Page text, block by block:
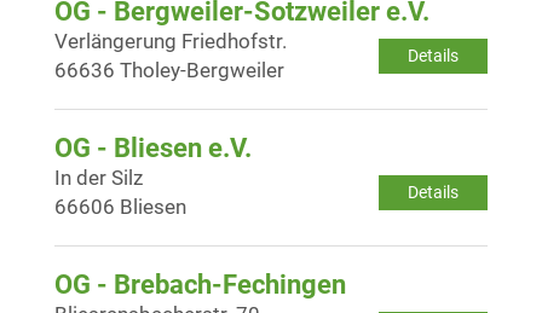
OG - Bergweiler-Sotzweiler e.V.
Details
Verlängerung Friedhofstr.
66636 Tholey-Bergweiler
OG - Bliesen e.V.
Details
In der Silz
66606 Bliesen
OG - Brebach-Fechingen